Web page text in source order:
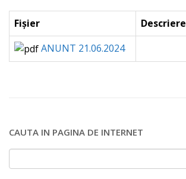
Fișier Descriere
ANUNT 21.06.2024
CAUTA IN PAGINA DE INTERNET